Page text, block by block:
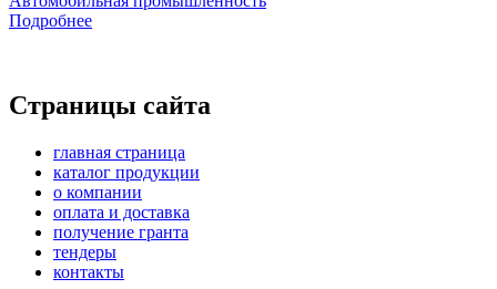
Подробнее
Страницы сайта
главная страница
каталог продукции
о компании
оплата и доставка
получение гранта
тендеры
контакты